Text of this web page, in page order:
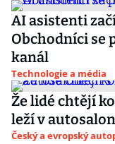
AI asistenti
Obchodníci se
kanál
Technologie a média
Že lidé chtějí
leží v
Český a evropský